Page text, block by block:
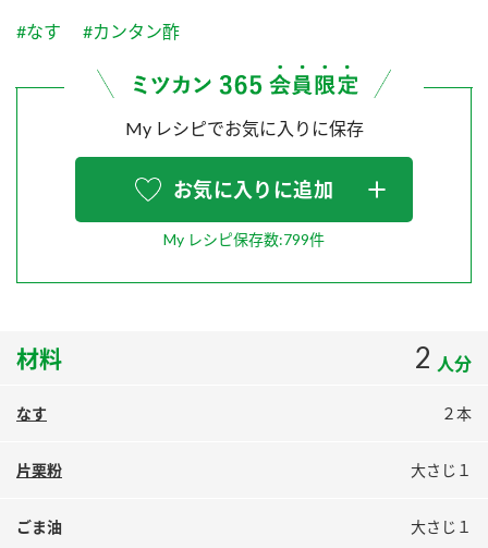
ふりかけ
炊き込みご飯の素 米飯用調味液
PIN印
スペシャルサイト
納豆の豆知識
ロングセラー商品 ＋ おすすめレシピ
人気商品 ＋ おすすめレシピ
ZENB initiative
MIM（ミツカンミュージアム）
販売終了製品のご案内
よくあるご質問
#なす #カンタン酢
My レシピでお気に入りに保存
お気に入りに追加
My レシピ保存数:799件
材料 2 人分
なす ２本
片栗粉 大さじ１
ごま油 大さじ１